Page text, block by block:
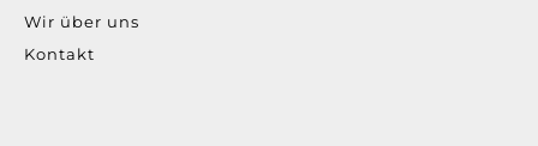
Wir über uns
Kontakt